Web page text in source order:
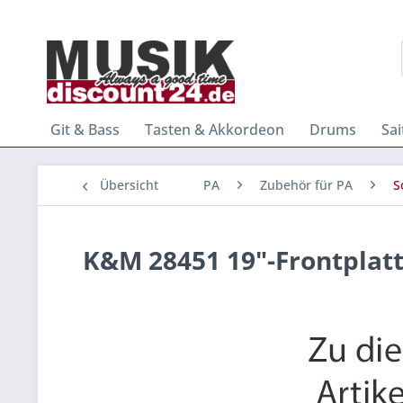
Git & Bass Tasten & Akkordeon Drums
Übersicht PA Zubehör für PA
K&M 28451 19"-